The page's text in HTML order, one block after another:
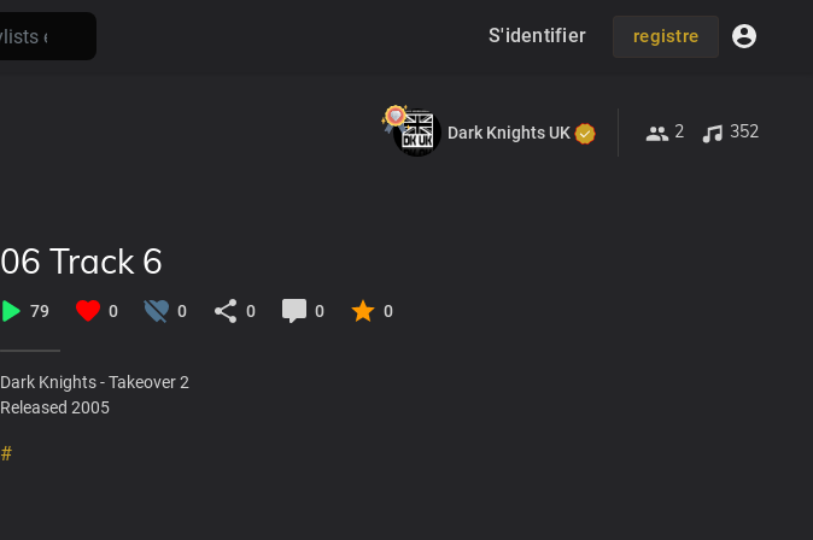
S'identifier registre
Dark Knights UK 2 352
06 Track 6
79 0 0 0 0 0
Dark Knights - Takeover 2
Released 2005
#